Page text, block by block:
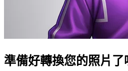
準備好轉換您的照片